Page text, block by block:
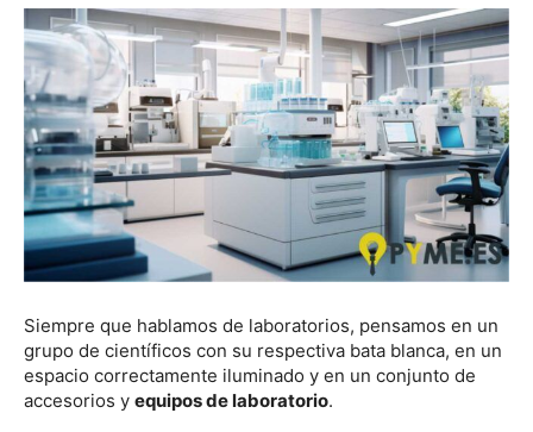
Siempre que hablamos de laboratorios, pensamos en un
grupo de científicos con su respectiva bata blanca, en un
espacio correctamente iluminado y en un conjunto de
accesorios y equipos de laboratorio.